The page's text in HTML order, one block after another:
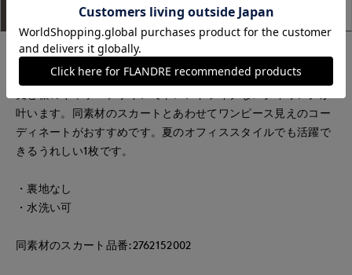
アイテム説明 サイズ詳細 購入レビュー
少しハリ感がありマットな質感のブラウス。レースとのコンビ
の素材がきちんと見えし、上品な印象を演出します。ショート
叶います。同素材のスカートとあわせてワンピース見えのコー
ディネートがおすすめです。夏のオフィススタイルでも活躍で
きるうれしい1枚です。
・裏地なし
・水洗い可
同素材のスカート品番:2762152002